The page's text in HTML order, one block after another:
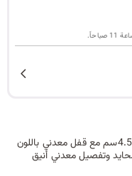
طقم لا ميسا من 4 حلقات مناديل جلدية 4.5*4.5سم مع قفل معدني باللون
وتفصيل معدني أنيق